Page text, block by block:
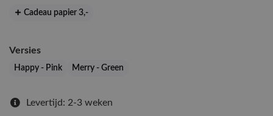
Cadeau papier 3,-
Versies
Happy - Pink Merry - Green
Levertijd: 2-3 weken